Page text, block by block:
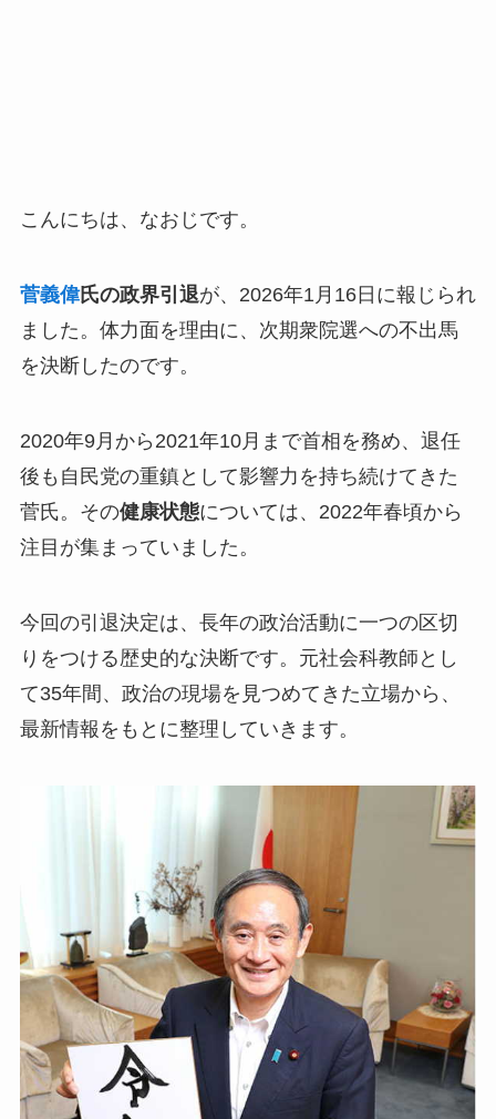
こんにちは、なおじです。
菅義偉氏の政界引退が、2026年1月16日に報じられ
ました。体力面を理由に、次期衆院選への不出馬
を決断したのです。
2020年9月から2021年10月まで首相を務め、退任
後も自民党の重鎮として影響力を持ち続けてきた
菅氏。その健康状態については、2022年春頃から
注目が集まっていました。
今回の引退決定は、長年の政治活動に一つの区切
りをつける歴史的な決断です。元社会科教師とし
て35年間、政治の現場を見つめてきた立場から、
最新情報をもとに整理していきます。